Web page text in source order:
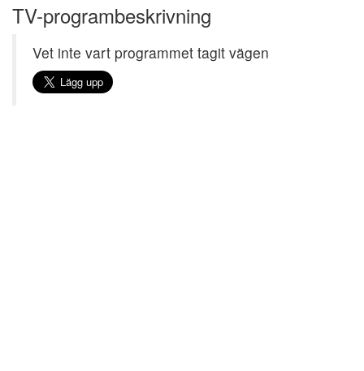
TV-programbeskrivning
Vet inte vart programmet tagit vägen